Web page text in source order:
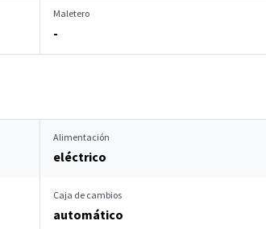
Maletero
-
Alimentación
eléctrico
Caja de cambios
automático